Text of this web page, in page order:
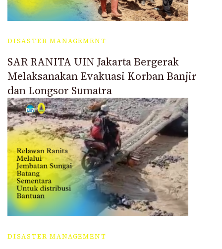
DISASTER MANAGEMENT
SAR RANITA UIN Jakarta Bergerak
Melaksanakan Evakuasi Korban Banjir
dan Longsor Sumatra
DISASTER MANAGEMENT